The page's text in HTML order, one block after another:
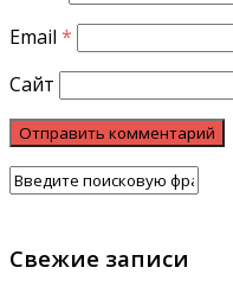
Email *
Сайт
Свежие записи